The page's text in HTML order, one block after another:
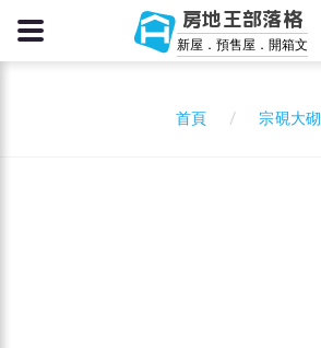
房地王部落格
新屋．預售屋．開箱文
首頁 宗硯大砌